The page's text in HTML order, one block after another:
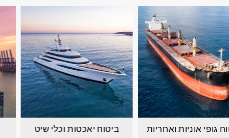
ביטוח יאכטות וכלי שיט
גופי אוניות ואחריות